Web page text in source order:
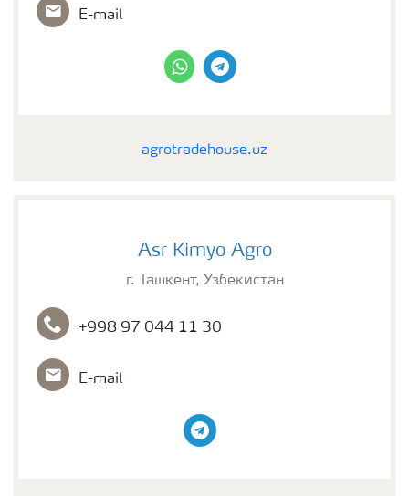
E-mail
whatsapptelegram
agrotradehouse.uz
Asr Kimyo Agro
г. Ташкент, Узбекистан
+998 97 044 11 30
E-mail
telegram